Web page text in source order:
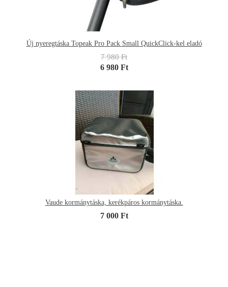
Új nyeregtáska Topeak Pro Pack Small QuickClick-kel eladó
7 980 Ft
6 980 Ft
Vaude kormánytáska, kerékpáros kormánytáska.
7 000 Ft